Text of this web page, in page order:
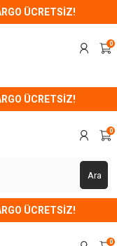
ÜCRETSİZ!
0
ÜCRETSİZ!
Ara
0
ÜCRETSİZ!
0